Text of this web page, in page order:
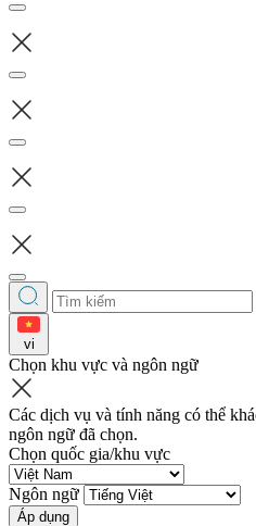
vi
Chọn khu vực và ngôn ngữ
Các dịch vụ và tính năng có thể
ngôn ngữ đã chọn.
Chọn quốc gia/khu vực
Ngôn ngữ
Áp dụng